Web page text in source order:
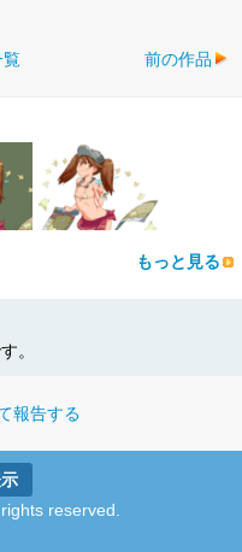
覧 前の作品
もっと見る
。
報告する
reserved.